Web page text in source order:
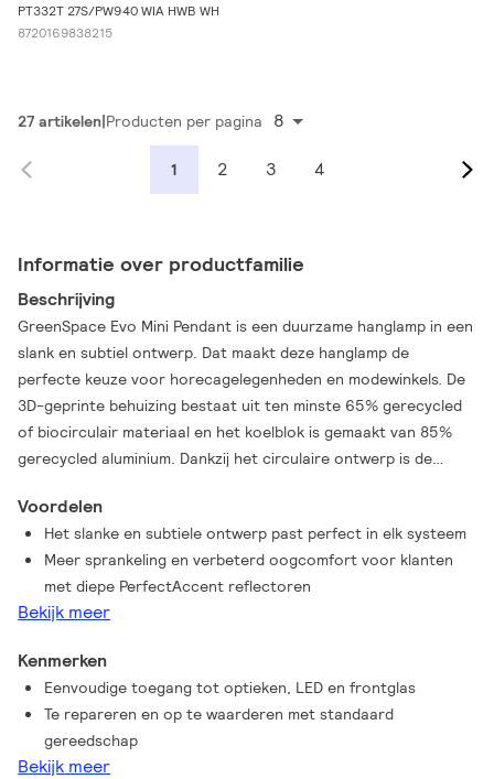
PT332T 27S/PW940 WIA HWB WH
8720169838215
27 artikelen Producten per pagina 8
1 2 3 4
Informatie over productfamilie
Beschrijving
GreenSpace Evo Mini Pendant is een duurzame hanglamp in een
slank en subtiel ontwerp. Dat maakt deze hanglamp de
perfecte keuze voor horecagelegenheden en modewinkels. De
3D-geprinte behuizing bestaat uit ten minste 65% gerecycled
of biocirculair materiaal en het koelblok is gemaakt van 85%
gerecycled aluminium. Dankzij het circulaire ontwerp is de
onderhoud en reparatie, en recycling. In combinatie met de
hoge energie-efficiëntie maakt dit de GreenSpace Evo Mini
hanglamp tot een duurzame keuze. De nieuwe PerfectAccent
diepe reflectoren zorgen voor een lichteffect met meer
sprankeling en een verbeterd oogcomfort voor de shopper.
Philips MyCreation
Voordelen
Het slanke en subtiele ontwerp past perfect in elk systeem
Meer sprankeling en verbeterd oogcomfort voor klanten
met diepe PerfectAccent reflectoren
Bekijk meer
Kenmerken
Eenvoudige toegang tot optieken, LED en frontglas
Te repareren en op te waarderen met standaard
gereedschap
Bekijk meer